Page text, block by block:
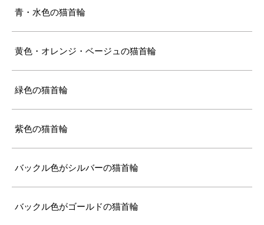
青・水色の猫首輪
黄色・オレンジ・ベージュの猫首輪
緑色の猫首輪
紫色の猫首輪
バックル色がシルバーの猫首輪
バックル色がゴールドの猫首輪